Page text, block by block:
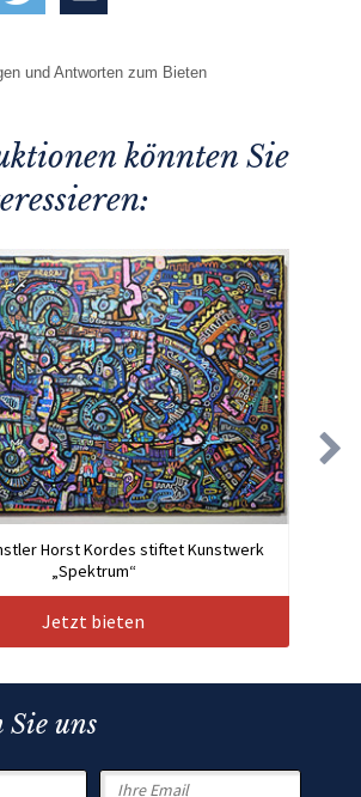
und Antworten zum Bieten
könnten Sie
Horst Kordes stiftet Kunstwerk
„Spektrum“
Jetzt bieten
Sie uns